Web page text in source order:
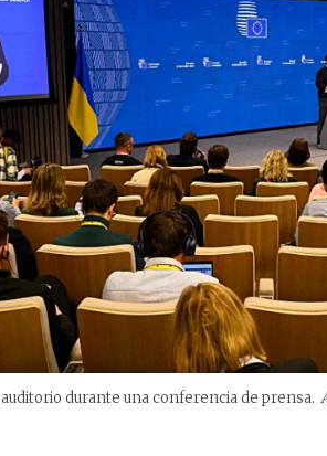
durante una conferencia de prensa.